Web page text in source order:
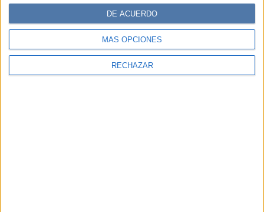
MÁS OPCIONES
RECHAZAR
DE ACUERDO